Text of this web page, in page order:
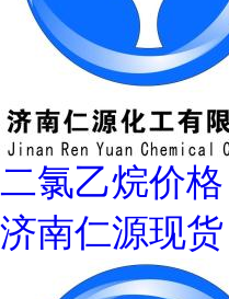
二氯乙烷价
济南仁源现货